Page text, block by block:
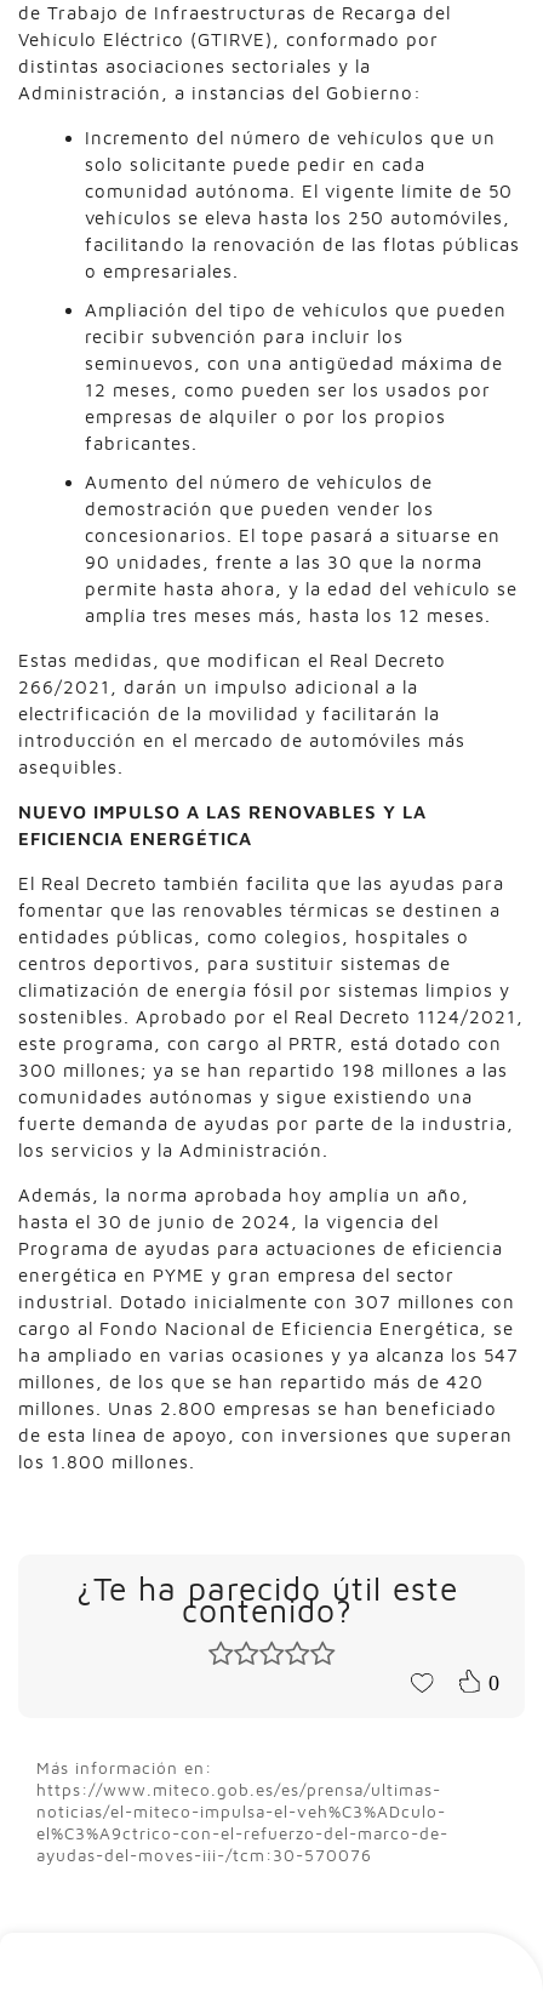
de Trabajo de Infraestructuras de Recarga del
Vehículo Eléctrico (GTIRVE), conformado por
distintas asociaciones sectoriales y la
Administración, a instancias del Gobierno:
Incremento del número de vehículos que un
solo solicitante puede pedir en cada
comunidad autónoma. El vigente límite de 50
vehículos se eleva hasta los 250 automóviles,
facilitando la renovación de las flotas públicas
o empresariales.
Ampliación del tipo de vehículos que pueden
recibir subvención para incluir los
seminuevos, con una antigüedad máxima de
12 meses, como pueden ser los usados por
empresas de alquiler o por los propios
fabricantes.
Aumento del número de vehículos de
demostración que pueden vender los
concesionarios. El tope pasará a situarse en
90 unidades, frente a las 30 que la norma
permite hasta ahora, y la edad del vehículo se
amplía tres meses más, hasta los 12 meses.
Estas medidas, que modifican el Real Decreto
266/2021, darán un impulso adicional a la
electrificación de la movilidad y facilitarán la
introducción en el mercado de automóviles más
asequibles.
NUEVO IMPULSO A LAS RENOVABLES Y LA
EFICIENCIA ENERGÉTICA
El Real Decreto también facilita que las ayudas para
fomentar que las renovables térmicas se destinen a
entidades públicas, como colegios, hospitales o
centros deportivos, para sustituir sistemas de
climatización de energía fósil por sistemas limpios y
sostenibles. Aprobado por el Real Decreto 1124/2021,
este programa, con cargo al PRTR, está dotado con
300 millones; ya se han repartido 198 millones a las
comunidades autónomas y sigue existiendo una
fuerte demanda de ayudas por parte de la industria,
los servicios y la Administración.
Además, la norma aprobada hoy amplía un año,
hasta el 30 de junio de 2024, la vigencia del
Programa de ayudas para actuaciones de eficiencia
energética en PYME y gran empresa del sector
industrial. Dotado inicialmente con 307 millones con
cargo al Fondo Nacional de Eficiencia Energética, se
ha ampliado en varias ocasiones y ya alcanza los 547
millones, de los que se han repartido más de 420
millones. Unas 2.800 empresas se han beneficiado
de esta línea de apoyo, con inversiones que superan
los 1.800 millones.
¿Te ha parecido útil este
contenido?
0
Más información en:
https://www.miteco.gob.es/es/prensa/ultimas-
noticias/el-miteco-impulsa-el-veh%C3%ADculo-
el%C3%A9ctrico-con-el-refuerzo-del-marco-de-
ayudas-del-moves-iii-/tcm:30-570076